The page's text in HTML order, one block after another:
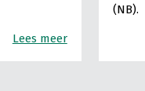
Lees meer
(NB).